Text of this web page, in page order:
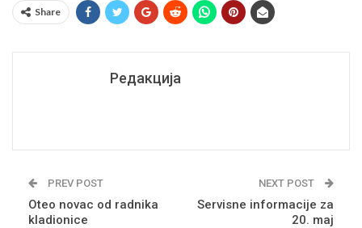
Share
Редакција
PREV POST
Oteo novac od radnika
kladionice
NEXT POST
Servisne informacije za
20. maj